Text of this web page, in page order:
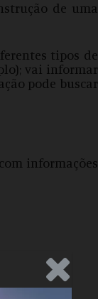
de uma
tipos de
vai informar
pode buscar
informações